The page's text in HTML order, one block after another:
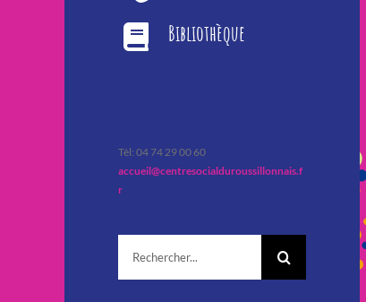
Bibliothèque
Tèl: 04 74 29 00 60
accueil@centresocialduroussillonnais.f
r